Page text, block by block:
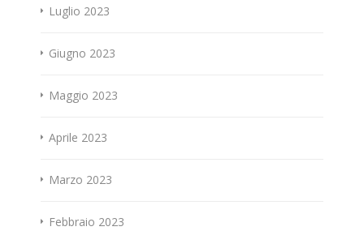
Luglio 2023
Giugno 2023
Maggio 2023
Aprile 2023
Marzo 2023
Febbraio 2023